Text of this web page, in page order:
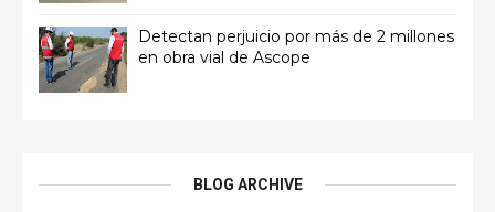
Detectan perjuicio por más de 2 millones
en obra vial de Ascope
BLOG ARCHIVE